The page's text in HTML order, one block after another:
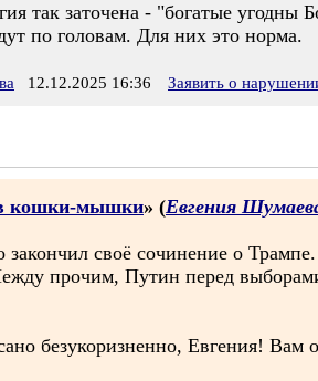
так заточена - "богатые
по головам. Для них это норма.
12.12.2025 16:36 Заявить о
кошки-мышки» (Евгения
закончил своё сочинение о
прочим, Путин перед
безукоризненно, Евгения! Вам